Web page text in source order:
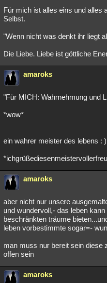
Für mich ist alles eins und alles
Selbst.
"Wenn nicht was denkt ihr liegt
Die Liebe. Liebe ist göttliche
amaroks
"Für MICH: Wahrnehmung und
*wow*
ein wahrer meister des lebens : )
amaroks
aber nicht nur unsere
und wundervoll,- das leben
beschränkten träume
leben vorbestimmte sogar=-
man muss nur bereit sein diese
offen sein
amaroks